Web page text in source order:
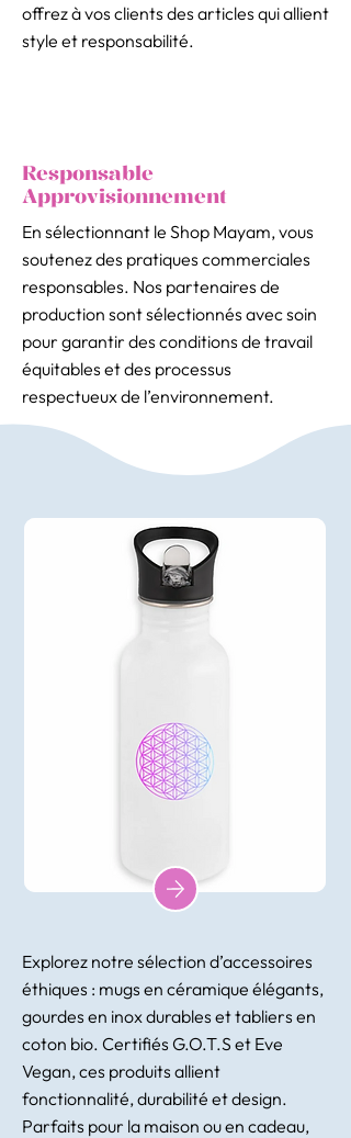
offrez à vos clients des articles qui allient
style et responsabilité.
Responsable
Approvisionnement
En sélectionnant le Shop Mayam, vous
soutenez des pratiques commerciales
responsables. Nos partenaires de
production sont sélectionnés avec soin
pour garantir des conditions de travail
équitables et des processus
respectueux de l’environnement.
Explorez notre sélection d’accessoires
éthiques : mugs en céramique élégants,
gourdes en inox durables et tabliers en
coton bio. Certifiés G.O.T.S et Eve
Vegan, ces produits allient
fonctionnalité, durabilité et design.
Parfaits pour la maison ou en cadeau,